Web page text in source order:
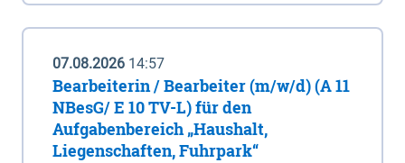
07.08.2026 14:57
Bearbeiterin / Bearbeiter (m/w/d) (A 11
NBesG/ E 10 TV-L) für den
Aufgabenbereich „Haushalt,
Liegenschaften, Fuhrpark“